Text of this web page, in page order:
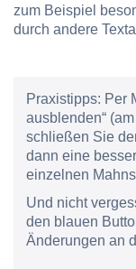
zum Beispiel
durch andere
Praxistipps: Per
ausblenden“
schließen Sie
dann eine
einzelnen
Und nicht
den blauen
Änderungen an